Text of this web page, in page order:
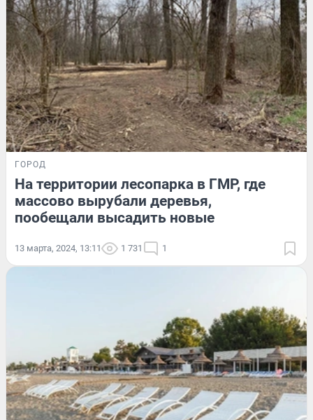
ГОРОД
На территории лесопарка в ГМР, где
массово вырубали деревья,
пообещали высадить новые
13 марта, 2024, 13:11 1 731 1